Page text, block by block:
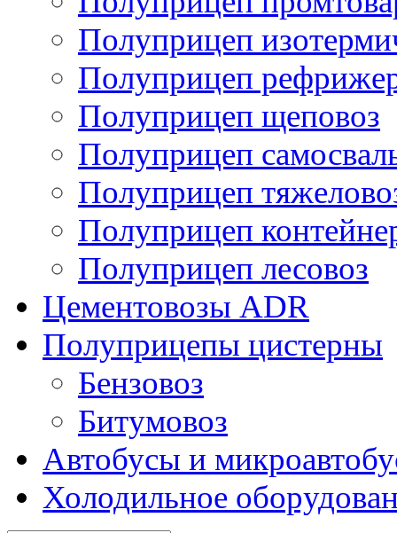
Полуприцеп
Полуприцеп
Полуприцеп щеповоз
Полуприцеп
Полуприцеп
Полуприцеп
Полуприцеп лесовоз
Цементовозы ADR
Полуприцепы цистерны
Бензовоз
Битумовоз
Автобусы и
Холодильное